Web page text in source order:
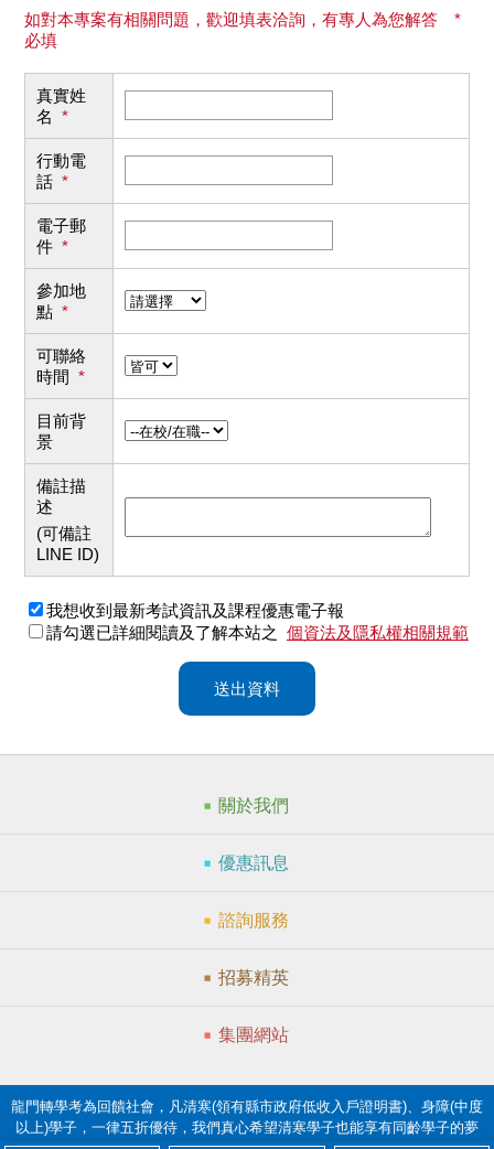
如對本專案有相關問題，歡迎填表洽詢，有專人為您解答 *
必填
真實姓
名 *
行動電
話 *
電子郵
件 *
參加地
點 *
可聯絡
時間 *
目前背
景
備註描
述
(可備註
LINE ID)
我想收到最新考試資訊及課程優惠電子報
請勾選已詳細閱讀及了解本站之 個資法及隱私權相關規範
送出資料
關於我們
優惠訊息
諮詢服務
招募精英
集團網站
龍門轉學考為回饋社會，凡清寒(領有縣市政府低收入戶證明書)、身障(中度
以上)學子，一律五折優待，我們真心希望清寒學子也能享有同齡學子的夢